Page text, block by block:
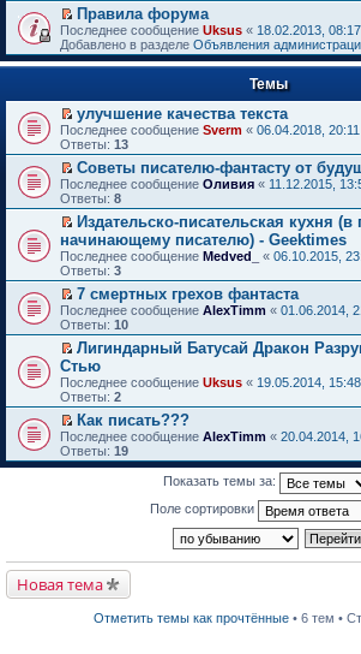
й
т
и
к
п
в
о
м
у
н
е
п
р
о
ч
и
т
а
н
н
о
м
у
с
о
о
б
щ
е
н
и
П
е
р
е
т
и
к
п
е
р
в
о
м
у
н
е
п
р
о
ч
и
т
а
н
н
о
м
у
с
о
ю
Правила форума
Последнее сообщение Uksus « 18.02.2013, 08:17
Добавлено в разделе Объявления
Темы
П
е
р
е
й
т
и
к
п
е
р
в
о
м
у
н
е
п
р
о
ч
и
т
а
н
о
о
б
щ
улучшение качества текста
Последнее сообщение Sverm « 06.04.2018, 20:11
Ответы: 13
П
е
р
е
й
т
и
к
п
е
р
в
о
м
у
н
е
п
р
о
ч
м
у
с
Советы писателю-фантасту от
Последнее сообщение Оливия « 11.12.2015,
Ответы: 8
П
е
р
е
й
т
и
к
п
е
р
в
о
м
у
н
е
а
н
н
Издательско-писательская кухня
начинающему писателю) - Geektimes
Последнее сообщение Medved_ « 06.10.2015,
Ответы: 3
П
е
р
е
й
т
и
к
п
е
р
в
р
о
ч
7 смертных грехов фантаста
Последнее сообщение AlexTimm « 01.06.2014,
Ответы: 10
П
е
р
е
й
т
и
к
у
е
Лигиндарный Батусай Дракон
Стью
Последнее сообщение Uksus « 19.05.2014, 15:48
Ответы: 2
П
е
р
е
в
Как писать???
Последнее сообщение AlexTimm « 20.04.2014,
Ответы: 19
Показать темы за:
Поле сортировки
Новая тема
Отметить темы как прочтённые • 6 тем •